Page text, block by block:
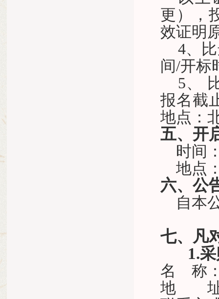
更），
效证明
4、
间/开标
5、
报名截
地点：
五、开
时间
地点
六、公
自本
七、凡
1.
名
称
地 址